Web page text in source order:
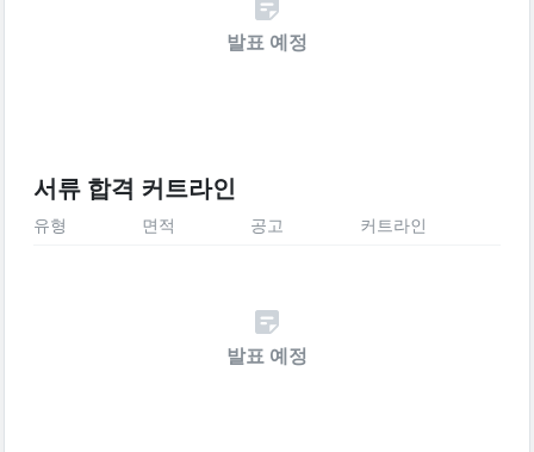
발표 예정
서류 합격 커트라인
유형 면적 공고 커트라인
발표 예정